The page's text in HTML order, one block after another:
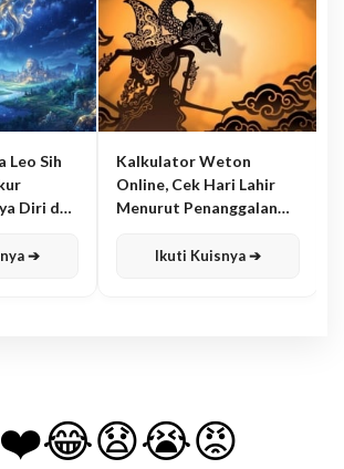
Leo Sih
Diri dan
➔
Kalkulator Weton
Online, Cek Hari Lahir
Menurut Penanggalan
Ikuti Kuisnya ➔
❤️😂😧😭😡